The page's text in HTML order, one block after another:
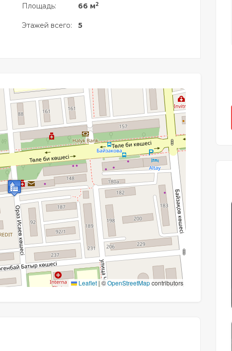
Площадь:
Этажей всего:
66 м2
5
Leaflet | ©OpenStreetMapcontributors